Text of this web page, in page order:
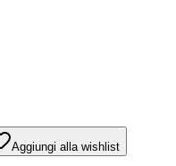
Aggiungi alla wishlist